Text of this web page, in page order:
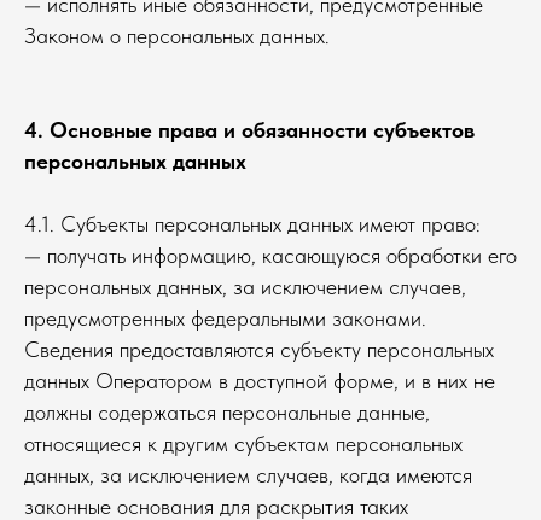
Законом о персональных данных.
4. Основные права и обязанности субъектов
персональных данных
4.1. Субъекты персональных данных имеют право:
— получать информацию, касающуюся обработки его
персональных данных, за исключением случаев,
предусмотренных федеральными законами.
Сведения предоставляются субъекту персональных
данных Оператором в доступной форме, и в них не
должны содержаться персональные данные,
относящиеся к другим субъектам персональных
данных, за исключением случаев, когда имеются
законные основания для раскрытия таких